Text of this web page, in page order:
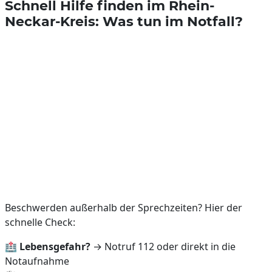
Schnell Hilfe finden im Rhein-
Neckar-Kreis: Was tun im Notfall?
Beschwerden außerhalb der Sprechzeiten? Hier der
schnelle Check:
🏥 Lebensgefahr? → Notruf 112 oder direkt in die
Notaufnahme